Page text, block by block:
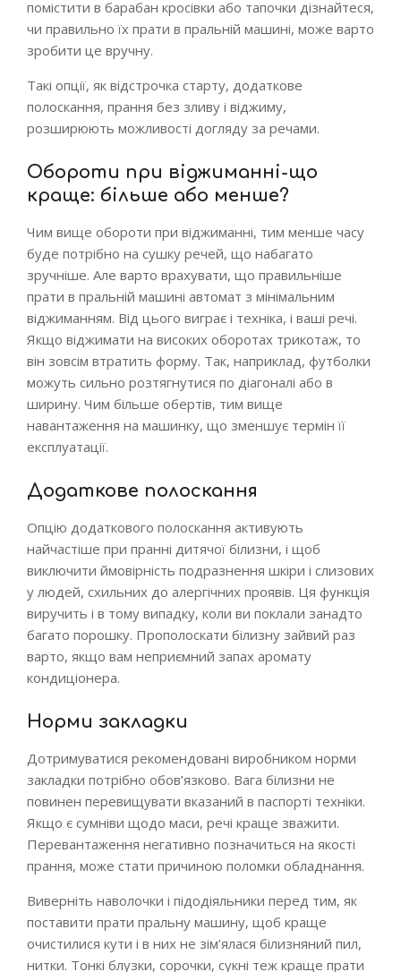
помістити в барабан кросівки або тапочки дізнайтеся,
чи правильно їх прати в пральній машині, може варто
зробити це вручну.
Такі опції, як відстрочка старту, додаткове
полоскання, прання без зливу і віджиму,
розширюють можливості догляду за речами.
Обороти при віджиманні-що
краще: більше або менше?
Чим вище обороти при віджиманні, тим менше часу
буде потрібно на сушку речей, що набагато
зручніше. Але варто врахувати, що правильніше
прати в пральній машині автомат з мінімальним
віджиманням. Від цього виграє і техніка, і ваші речі.
Якщо віджимати на високих оборотах трикотаж, то
він зовсім втратить форму. Так, наприклад, футболки
можуть сильно розтягнутися по діагоналі або в
ширину. Чим більше обертів, тим вище
навантаження на машинку, що зменшує термін її
експлуатації.
Додаткове полоскання
Опцію додаткового полоскання активують
найчастіше при пранні дитячої білизни, і щоб
виключити ймовірність подразнення шкіри і слизових
у людей, схильних до алергічних проявів. Ця функція
виручить і в тому випадку, коли ви поклали занадто
багато порошку. Прополоскати білизну зайвий раз
варто, якщо вам неприємний запах аромату
кондиціонера.
Норми закладки
Дотримуватися рекомендовані виробником норми
закладки потрібно обов’язково. Вага білизни не
повинен перевищувати вказаний в паспорті техніки.
Якщо є сумніви щодо маси, речі краще зважити.
Перевантаження негативно позначиться на якості
прання, може стати причиною поломки обладнання.
Виверніть наволочки і підодіяльники перед тим, як
поставити прати пральну машину, щоб краще
очистилися кути і в них не зім’ялася білизняний пил,
нитки. Тонкі блузки, сорочки, сукні теж краще прати